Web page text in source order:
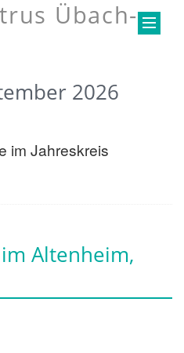
Übach-
2026
im Jahreskreis
Altenheim,